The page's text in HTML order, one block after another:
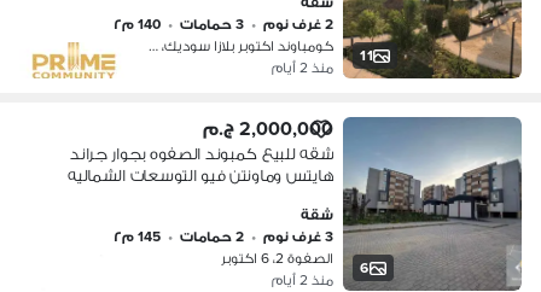
11
October plaza Sodic
2 غرف نوم
• 3 حمامات • 140 م٢
كومباوند اكتوبر بلازا سوديك، 6 اكتو…
منذ 2 أيام
6
2,000,000 ج.م
شقه للبيع كمبوند الصفوه بجوار جراند
هايتس وماونتن فيو التوسعات الشماليه
شقة
3 غرف نوم
• 2 حمامات • 145 م٢
الصفوة 2، 6 اكتوبر
منذ 2 أيام